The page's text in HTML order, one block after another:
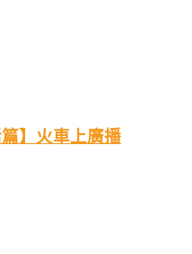
】火車上廣播